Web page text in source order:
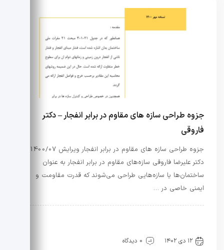
جزوه طراحی سازه های مقاوم در برابر انفجار – دکتر
فاروقی
جزوه طراحی سازه های مقاوم در برابر انفجار ویرایش 1400/07
دکتر علیرضا فاروقی سازه‌های مقاوم در برابر انفجار به عنوان
ساختمان‌ها یا سازه‌هایی طراحی می‌شوند که قدرت مقاومت و
ایمنی خاصی در …
۱۲ دی ۱۴۰۲
0 دیدگاه